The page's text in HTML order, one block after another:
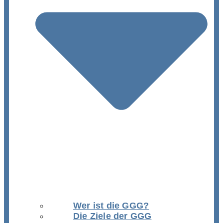
Wer ist die GGG?
Die Ziele der GGG